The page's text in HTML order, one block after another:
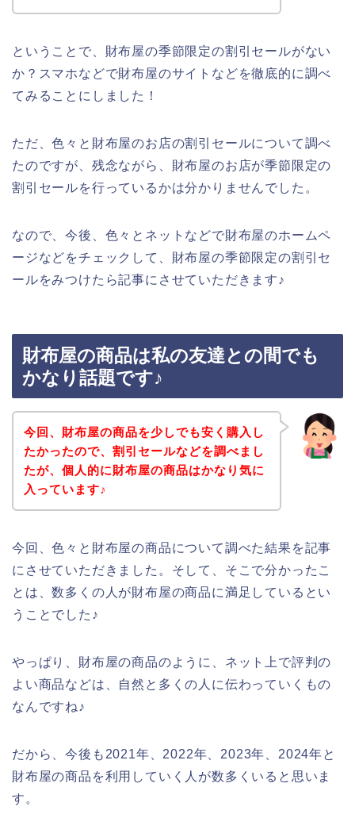
ということで、財布屋の季節限定の割引セールがない
か？スマホなどで財布屋のサイトなどを徹底的に調べ
てみることにしました！
ただ、色々と財布屋のお店の割引セールについて調べ
たのですが、残念ながら、財布屋のお店が季節限定の
割引セールを行っているかは分かりませんでした。
なので、今後、色々とネットなどで財布屋のホームペ
ージなどをチェックして、財布屋の季節限定の割引セ
ールをみつけたら記事にさせていただきます♪
財布屋の商品は私の友達との間でも
かなり話題です♪
今回、財布屋の商品を少しでも安く購入し
たかったので、割引セールなどを調べまし
たが、個人的に財布屋の商品はかなり気に
入っています♪
今回、色々と財布屋の商品について調べた結果を記事
にさせていただきました。そして、そこで分かったこ
とは、数多くの人が財布屋の商品に満足しているとい
うことでした♪
やっぱり、財布屋の商品のように、ネット上で評判の
よい商品などは、自然と多くの人に伝わっていくもの
なんですね♪
だから、今後も2021年、2022年、2023年、2024年と
財布屋の商品を利用していく人が数多くいると思いま
す。